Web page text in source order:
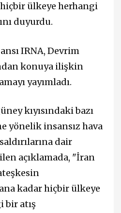
ülkeye herhangi
duyurdu.
IRNA, Devrim
konuya ilişkin
yayımladı.
kıyısındaki bazı
yönelik insansız hava
dair
açıklamada, "İran
kadar hiçbir ülkeye
bir atış